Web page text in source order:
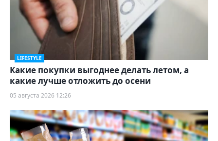
LIFESTYLE
Какие покупки выгоднее делать летом, а
какие лучше отложить до осени
05 августа 2026 12:26